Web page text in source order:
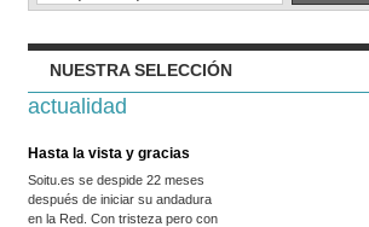
NUESTRA SELECCIÓN
actualidad
Hasta la vista y gracias
Soitu.es se despide 22 meses
después de iniciar su andadura
en la Red. Con tristeza pero con